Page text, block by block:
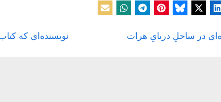
بندی نشده
در ساحلِ دریایِ هرات
N
نویسنده‌ای که